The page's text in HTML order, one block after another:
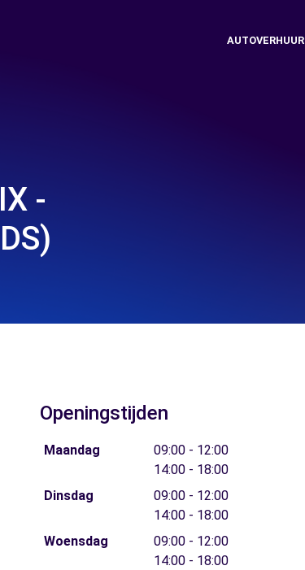
AUTOVERHUUR
-
Openingstijden
Maandag
09:00 - 12:00
14:00 - 18:00
Dinsdag
09:00 - 12:00
14:00 - 18:00
Woensdag
09:00 - 12:00
14:00 - 18:00